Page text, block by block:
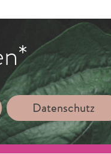
Datenschutz